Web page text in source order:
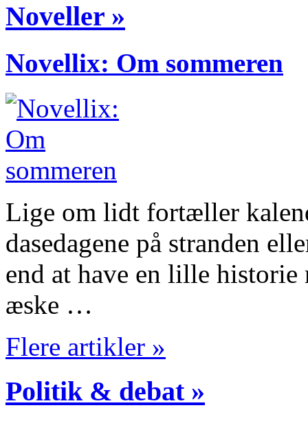
Noveller »
Novellix: Om sommeren
Lige om lidt fortæller
dasedagene på stranden
end at have en lille historie
æske …
Flere artikler »
Politik & debat »